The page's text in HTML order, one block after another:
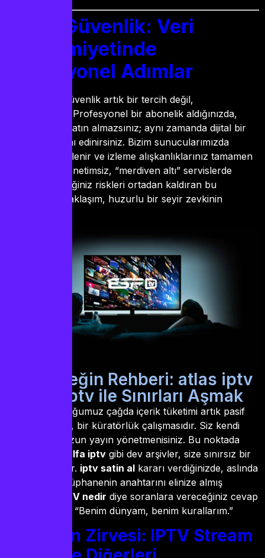
Dijital Güvenlik: Veri
Mahremiyetinde
Profesyonel Adımlar
2026 yılında güvenlik artık bir tercih değil,
zorunluluktur. Profesyonel bir abonelik aldığınızda,
sadece kanal satın almazsınız; aynı zamanda dijital bir
koruma kalkanı edinirsiniz. Bizim sunucularımızda
verileriniz şifrelenir ve izleme alışkanlıklarınız tamamen
gizli tutulur. Denetimsiz, “merdiven altı” servislerde
karşılaşabileceğiniz riskleri ortadan kaldıran bu
profesyonel yaklaşım, huzurlu bir seyir zevkinin
3. Geleceğin Rehberi: atlas iptv
ve alfa iptv ile Sınırları Aşmak
İçinde bulunduğumuz çağda içerik tüketimi artık pasif
bir eylem değil, bir küratörlük çalışmasıdır. Siz kendi
televizyonunuzun yayın yönetmenisiniz. Bu noktada
alfa iptv gibi dev arşivler, size sınırsız bir
malzeme sunar. iptv satin al kararı verdiğinizde, aslında
bu devasa kütüphanenin anahtarını elinize almış
IPTV nedir diye soranlara vereceğiniz cevap
artık çok basit: “Benim dünyam, benim kurallarım.”
Yazılımın Zirvesi: IPTV Stream